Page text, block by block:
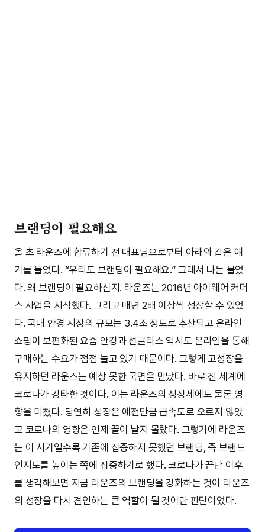
브랜딩이 필요해요
올 초 라운즈에 합류하기 전 대표님으로부터 아래와 같은 얘
기를 들었다. “우리도 브랜딩이 필요해요.” 그래서 나는 물었
다. 왜 브랜딩이 필요하신지. 라운즈는 2016년 아이웨어 커머
스 사업을 시작했다. 그리고 매년 2배 이상씩 성장할 수 있었
다. 국내 안경 시장의 규모는 3.4조 정도로 추산되고 온라인
쇼핑이 보편화된 요즘 안경과 선글라스 역시도 온라인을 통해
구매하는 수요가 점점 늘고 있기 때문이다. 그렇게 고성장을
유지하던 라운즈는 예상 못한 국면을 만났다. 바로 전 세계에
코로나가 강타한 것이다. 이는 라운즈의 성장세에도 물론 영
향을 미쳤다. 당연히 성장은 예전만큼 급속도로 오르지 않았
고 코로나의 영향은 언제 끝이 날지 몰랐다. 그렇기에 라운즈
는 이 시기일수록 기존에 집중하지 못했던 브랜딩, 즉 브랜드
인지도를 높이는 쪽에 집중하기로 했다. 코로나가 끝난 이후
를 생각해보면 지금 라운즈의 브랜딩을 강화하는 것이 라운즈
의 성장을 다시 견인하는 큰 역할이 될 것이란 판단이었다.